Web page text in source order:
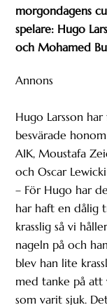
morgondagens
spelare: Hugo
och Mohamed
Annons
Hugo Larsson
besvärade
AIK, Moustafa
och Oscar
– För Hugo har
har haft en dålig
krasslig så vi
nageln på och
blev han lite
med tanke på
som varit sjuk.